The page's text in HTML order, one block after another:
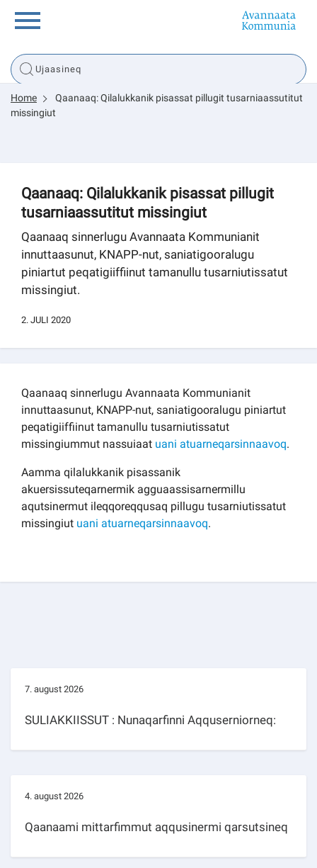
Innuttaasunut
Inuussutissarsiorneq
Tassaarsuaq
sullissivik.gl
Pilersaarutinut isaavik
Home
Qaanaaq: Qilalukkanik pisassat pillugit tusarniaassutitut
missingiut
Qaanaaq: Qilalukkanik pisassat pillugit
tusarniaassutitut missingiut
Qaanaaq sinnerlugu Avannaata Kommunianit
innuttaasunut, KNAPP-nut, saniatigooralugu
piniartut peqatigiiffiinut tamanullu tusarniutissatut
missingiut.
2. JULI 2020
Qaanaaq sinnerlugu Avannaata Kommunianit
innuttaasunut, KNAPP-nut, saniatigooralugu piniartut
peqatigiiffiinut tamanullu tusarniutissatut
missingiummut nassuiaat uani atuarneqarsinnaavoq.
Aamma qilalukkanik pisassanik
akuersissuteqarnermik agguaassisarnermillu
aqutsinermut ileqqoreqqusaq pillugu tusarniutissatut
missingiut uani atuarneqarsinnaavoq.
7. august 2026
SULIAKKIISSUT : Nunaqarfinni Aqquserniorneq:
4. august 2026
Qaanaami mittarfimmut aqqusinermi qarsutsineq